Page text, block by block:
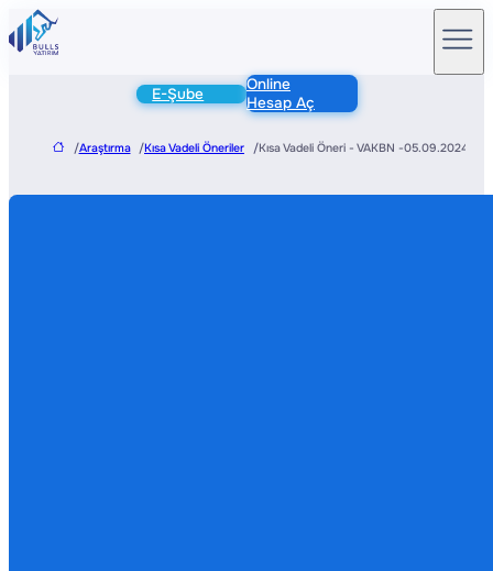
E-Şube
Online
Hesap Aç
/Araştırma /Kısa Vadeli Öneriler /Kısa Vadeli Öneri - VAKBN -05.09.2024